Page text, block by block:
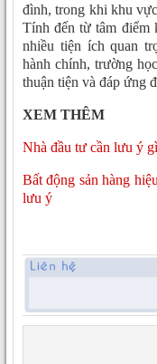
đình, trong khi khu
Tính đến từ tâm điểm
nhiều tiện ích quan
hành chính, trường
thuận tiện và đáp ứng
XEM THÊM
Nhà đầu tư cần lưu ý
Bất động sản hàng
lưu ý